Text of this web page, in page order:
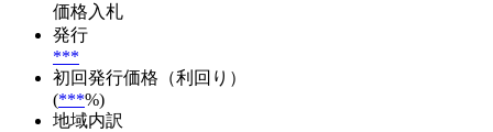
価格入札
発行
***
初回発行価格（利回り）
(***%)
地域内訳